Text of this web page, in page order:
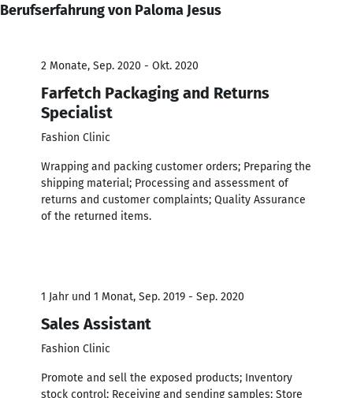
Berufserfahrung von Paloma Jesus
2 Monate, Sep. 2020 - Okt. 2020
Farfetch Packaging and Returns
Specialist
Fashion Clinic
Wrapping and packing customer orders; Preparing the
shipping material; Processing and assessment of
returns and customer complaints; Quality Assurance
of the returned items.
1 Jahr und 1 Monat, Sep. 2019 - Sep. 2020
Sales Assistant
Fashion Clinic
Promote and sell the exposed products; Inventory
stock control; Receiving and sending samples; Store